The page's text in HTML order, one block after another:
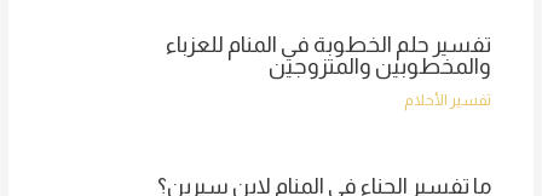
تفسير حلم الخطوبة في المنام للعزباء
والمخطوبين والمتزوجين
تفسير الأحلام
ما تفسير الحناء في المنام لابن سيرين؟